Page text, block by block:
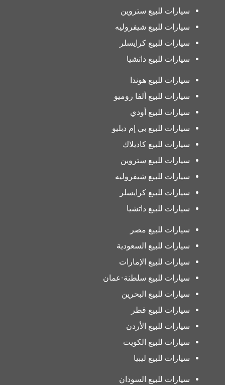
سيارات للبيع ستروين
سيارات للبيع شيفروليه
سيارات للبيع كرايسلر
سيارات للبيع داتشيا
سيارات للبيع هوندا
سيارات للبيع ألفا روميو
سيارات للبيع أودي
سيارات للبيع بي إم دبليو
سيارات للبيع كاديلاك
سيارات للبيع ستروين
سيارات للبيع شيفروليه
سيارات للبيع كرايسلر
سيارات للبيع داتشيا
سيارات للبيع مصر
سيارات للبيع السعودية
سيارات للبيع الإمارات
سيارات للبيع سلطنة-عمان
سيارات للبيع البحرين
سيارات للبيع قطر
سيارات للبيع الأردن
سيارات للبيع الكويت
سيارات للبيع ليبيا
سيارات للبيع السودان